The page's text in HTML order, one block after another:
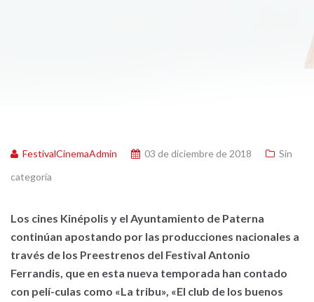
FestivalCinemaAdmin 03 de diciembre de 2018
Sin
categoría
Los cines Kinépolis y el Ayuntamiento de Paterna
continúan apostando por las producciones nacionales a
través de los Preestrenos del Festival Antonio
Ferrandis, que en esta nueva temporada han contado
con pelí-culas como «La tribu», «El club de los buenos